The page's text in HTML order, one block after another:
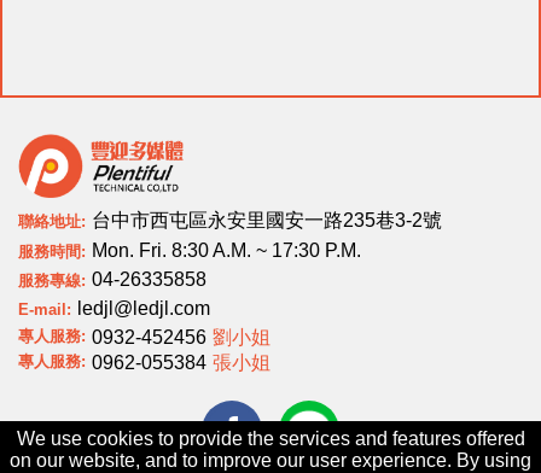
We use cookies to provide the services and features offered
on our website, and to improve our user experience. By using
聯絡地址: 台中市西屯區永安里國安一路235巷3-2號
服務時間: Mon. Fri. 8:30 A.M. ~ 17:30 P.M.
服務專線: 04-26335858
E-mail: ledjl@ledjl.com
專人服務: 0932-452456 劉小姐
專人服務: 0962-055384 張小姐